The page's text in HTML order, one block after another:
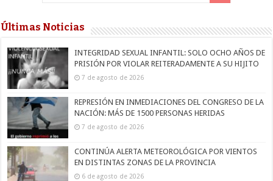
Últimas Noticias
INTEGRIDAD SEXUAL INFANTIL: SOLO OCHO AÑOS DE
PRISIÓN POR VIOLAR REITERADAMENTE A SU HIJITO
7 de agosto de 2026
REPRESIÓN EN INMEDIACIONES DEL CONGRESO DE LA
NACIÓN: MÁS DE 1500 PERSONAS HERIDAS
7 de agosto de 2026
CONTINÚA ALERTA METEOROLÓGICA POR VIENTOS
EN DISTINTAS ZONAS DE LA PROVINCIA
6 de agosto de 2026